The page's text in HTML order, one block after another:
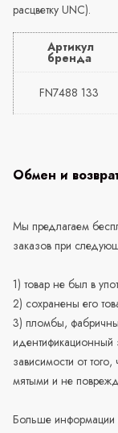
расцветку UNC).
Артикул
бренда
FN7488 133
Обмен и
Мы предлагаем
заказов при
1) товар не был в
2) сохранены его
3) пломбы,
идентификационный
зависимости от
мятыми и не
Больше информации